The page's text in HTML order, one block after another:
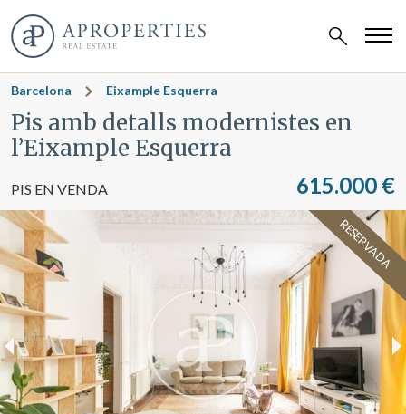
Barcelona Eixample Esquerra
Pis amb detalls modernistes en
l’Eixample Esquerra
PIS EN VENDA 615.000 €
RESERVADA